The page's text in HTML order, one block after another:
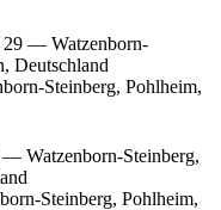
29 — Watzenborn-
Deutschland
Steinberg, Pohlheim,
— Watzenborn-Steinberg,
Steinberg, Pohlheim,